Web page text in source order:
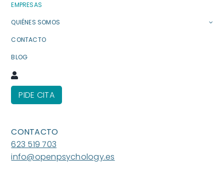
CONTACTO
623 519 703
info@openpsychology.es
EMPRESAS
QUIÉNES SOMOS
CONTACTO
BLOG
PIDE CITA